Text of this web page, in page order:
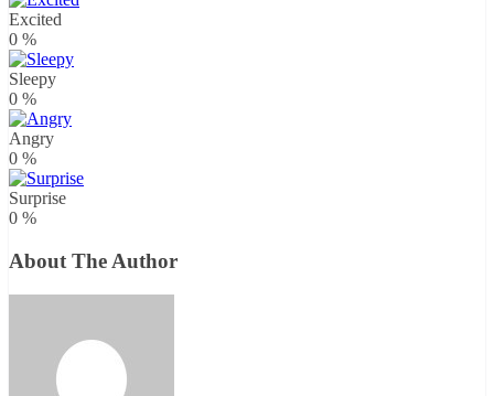
Excited
0 %
Sleepy
0 %
Angry
0 %
Surprise
0 %
About The Author